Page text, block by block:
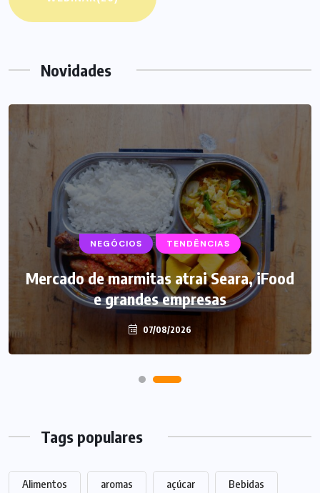
Novidades
NEGÓCIOS TENDÊNCIAS
Mercado de marmitas atrai Seara, iFood
e grandes empresas
07/08/2026
Tags populares
Alimentos aromas açúcar Bebidas